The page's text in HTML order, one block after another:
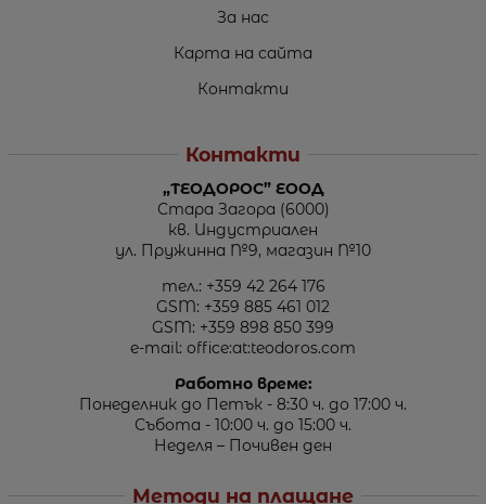
За нас
Карта на сайта
Контакти
Контакти
„ТЕОДОРОС” ЕООД
Стара Загора (6000)
кв. Индустриален
ул. Пружинна №9, магазин №10
тел.: +359 42 264 176
GSM: +359 885 461 012
GSM: +359 898 850 399
e-mail: office:at:teodoros.com
Работно време:
Понеделник до Петък - 8:30 ч. до 17:00 ч.
Събота - 10:00 ч. до 15:00 ч.
Неделя – Почивен ден
Методи на плащане